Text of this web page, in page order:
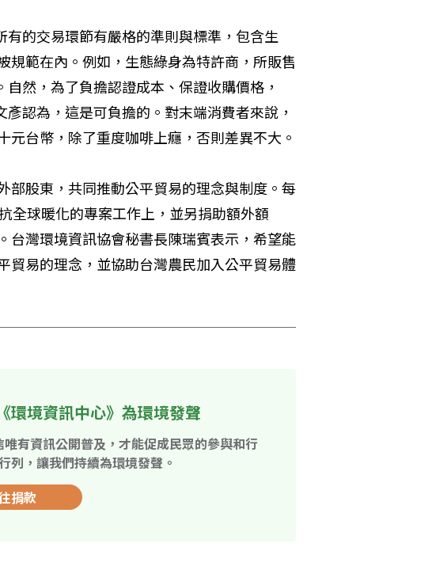
的交易環節有嚴格的準則與標準，包含生
規範在內。例如，生態綠身為特許商，所販售
然，為了負擔認證成本、保證收購價格，
認為，這是可負擔的。對末端消費者來說，
部股東，共同推動公平貿易的理念與制度。每
全球暖化的專案工作上，並另捐助額外額
台灣環境資訊協會秘書長陳瑞賓表示，希望能
貿易的理念，並協助台灣農民加入公平貿易體
境資訊中心》為環境發聲
有資訊公開普及，才能促成民眾的參與和行
列，讓我們持續為環境發聲。
捐款